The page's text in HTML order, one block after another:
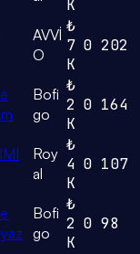
K
AVVİ
O
₺
7
K
0 202
Bofi
go
₺
2
K
0 164
Roy
al
₺
4
K
0 107
Bofi
go
₺
2
K
0 98